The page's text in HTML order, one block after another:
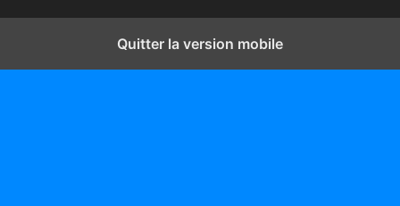
Quitter la version mobile